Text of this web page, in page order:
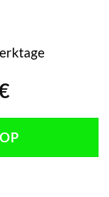
Aktueller
ist:
5.199,00